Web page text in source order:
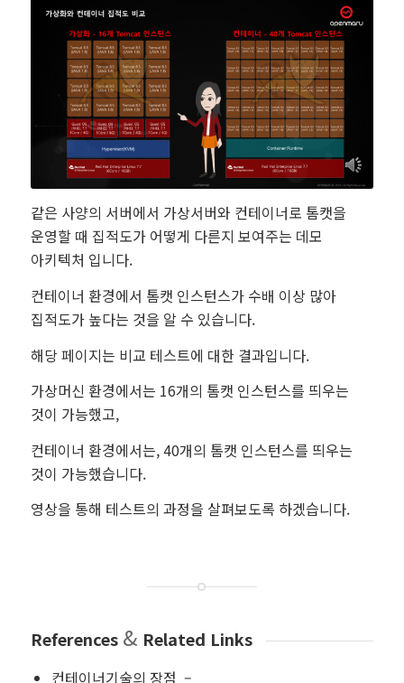
같은 사양의 서버에서 가상서버와 컨테이너로 톰캣을
운영할 때 집적도가 어떻게 다른지 보여주는 데모
아키텍처 입니다.
컨테이너 환경에서 톰캣 인스턴스가 수배 이상 많아
집적도가 높다는 것을 알 수 있습니다.
해당 페이지는 비교 테스트에 대한 결과입니다.
가상머신 환경에서는 16개의 톰캣 인스턴스를 띄우는
것이 가능했고,
컨테이너 환경에서는, 40개의 톰캣 인스턴스를 띄우는
것이 가능했습니다.
영상을 통해 테스트의 과정을 살펴보도록 하겠습니다.
References & Related Links
컨테이너기술의 장점 –